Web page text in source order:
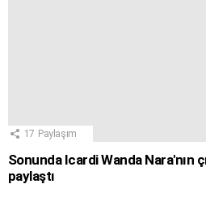
17 Paylaşım
Sonunda Icardi Wanda Nara'nın
paylaştı